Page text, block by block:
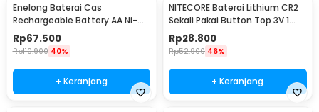
Enelong Baterai Cas
Rechargeable Battery AA Ni-MH
1.2V 2100mAh 4 PCS - HR6
Rp67.500
Rp110.900 40%
+ Keranjang
NITECORE Baterai Lithium CR2
Sekali Pakai Button Top 3V 1
PCS - CR2
Rp28.800
Rp52.900 46%
+ Keranjang